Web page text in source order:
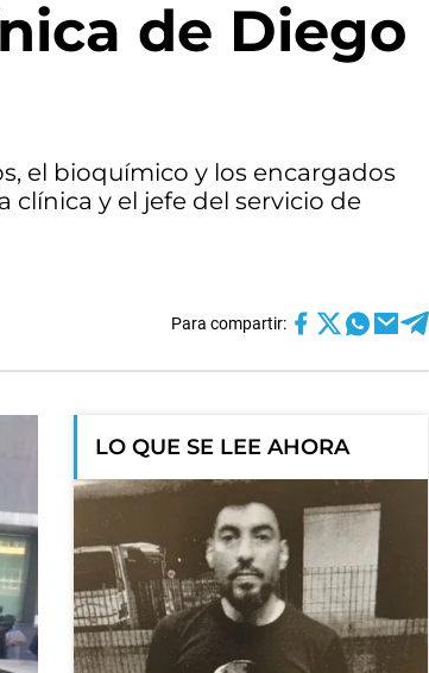
de Diego
el bioquímico y los encargados
y el jefe del servicio de
Para compartir:
LO QUE SE LEE AHORA